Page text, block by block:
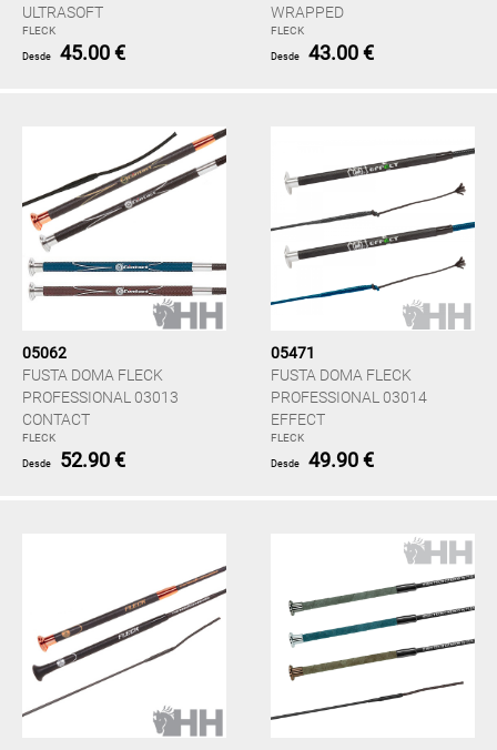
ULTRASOFT
FLECK
Desde 45.00 €
WRAPPED
FLECK
Desde 43.00 €
05062
FUSTA DOMA FLECK
PROFESSIONAL 03013
CONTACT
FLECK
Desde 52.90 €
05471
FUSTA DOMA FLECK
PROFESSIONAL 03014
EFFECT
FLECK
Desde 49.90 €